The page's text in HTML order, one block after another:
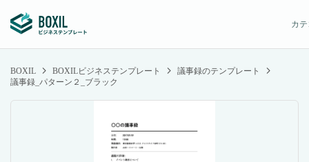
カ
BOXIL BOXILビジネステンプレート
議事録のテンプレート
議事録_パターン２_ブラック